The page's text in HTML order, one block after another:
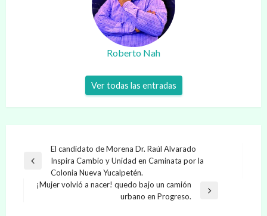
Roberto Nah
Ver todas las entradas
Navegación
de
entradas
Entrada
El candidato de Morena Dr. Raúl Alvarado
Inspira Cambio y Unidad en Caminata por la
Colonia Nueva Yucalpetén.
¡Mujer volvió a nacer! quedo bajo un camión
urbano en Progreso.